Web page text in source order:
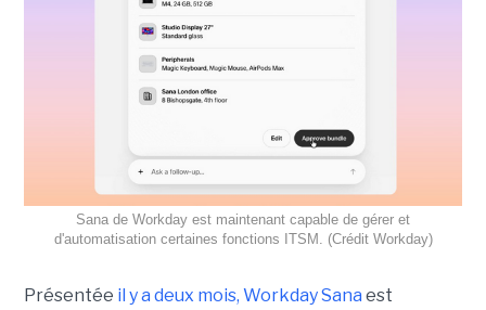
Sana de Workday est maintenant capable de gérer et
d'automatisation certaines fonctions ITSM. (Crédit Workday)
Présentée il y a deux mois, Workday Sana est